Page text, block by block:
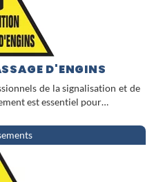
D'ENGINS
de la signalisation et de
est essentiel pour…